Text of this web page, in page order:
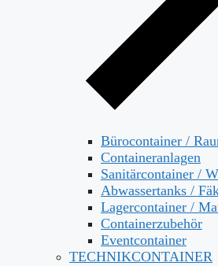
Bürocontainer /
Containeranlagen
Sanitärcontainer /
Abwassertanks /
Lagercontainer /
Containerzubehör
Eventcontainer
TECHNIKCONTAINER